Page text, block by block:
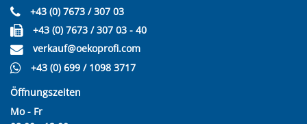
+43 (0) 7673 / 307 03
+43 (0) 7673 / 307 03 - 40
verkauf@oekoprofi.com
+43 (0) 699 / 1098 3717
Öffnungszeiten
Mo - Fr